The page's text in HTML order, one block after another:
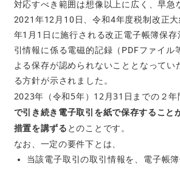
対応すべき範囲は想像以上に広く、早急
2021年12月10日、令和4年度税制改正
年1月1日に施行される改正電子帳簿保存
引情報に係る電磁的記録（PDFファイル
よる保存が認められないこととなってい
る方針が示されました。
2023年（令和5年）12月31日までの２年
で引き続き電子取引を紙で保存すること
措置を講ずる とのことです。
なお、一定の要件下とは、
当該電子取引の取引情報を、電子帳